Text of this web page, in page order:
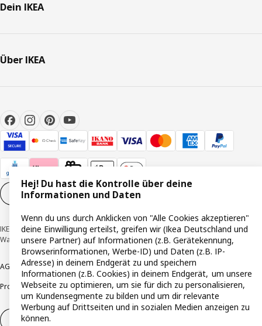
Dein IKEA
Über IKEA
Cookie-Einstellungen
IKEA Deutschland GmbH & Co. KG - Am Wandersmann 2-4, 65719 Hofheim-
Wallau © Inter IKEA Systems B.V. 1999-2026
AGB Barrierefreiheit Cookie-RichtlinieDatenschutzerklärungImpressum
ProduktrückrufeResponsible DisclosureVertrauensstelle
Vertrag widerrufen
Hej! Du hast die Kontrolle über deine
Informationen und Daten
Wenn du uns durch Anklicken von "Alle Cookies akzeptieren"
deine Einwilligung erteilst, greifen wir (Ikea Deutschland und
unsere Partner) auf Informationen (z.B. Gerätekennung,
Browserinformationen, Werbe-ID) und Daten (z.B. IP-
Adresse) in deinem Endgerät zu und speichern
Informationen (z.B. Cookies) in deinem Endgerät, um unsere
Webseite zu optimieren, um sie für dich zu personalisieren,
um Kundensegmente zu bilden und um dir relevante
Werbung auf Drittseiten und in sozialen Medien anzeigen zu
können.